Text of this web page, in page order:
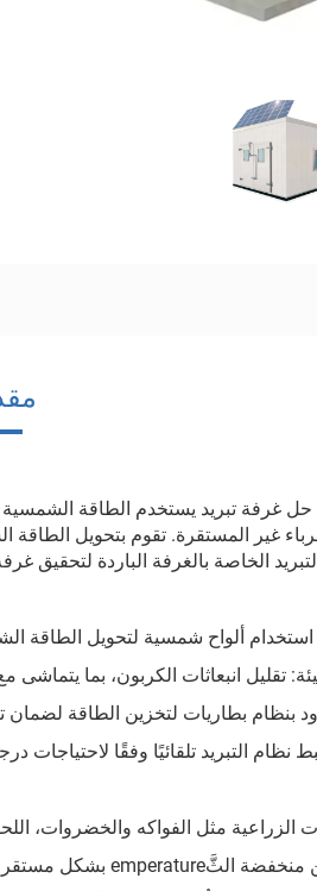
حل غرفة تبريد يستخدم الطاقة
غير المستقرة. تقوم بتحويل
الخاصة بالغرفة الباردة لتحقيق